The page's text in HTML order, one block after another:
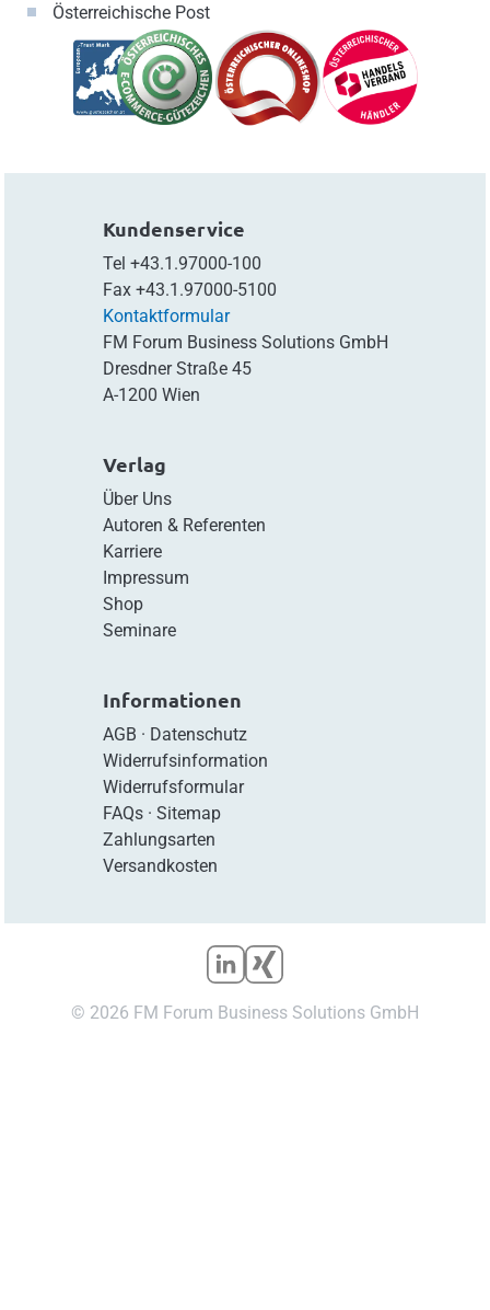
Österreichische Post
Kundenservice
Tel +43.1.97000-100
Fax +43.1.97000-5100
Kontaktformular
FM Forum Business Solutions GmbH
Dresdner Straße 45
A-1200 Wien
Verlag
Über Uns
Autoren & Referenten
Karriere
Impressum
Shop
Seminare
Informationen
AGB · Datenschutz
Widerrufsinformation
Widerrufsformular
FAQs· Sitemap
Zahlungsarten
Versandkosten
© 2026 FM Forum Business Solutions GmbH